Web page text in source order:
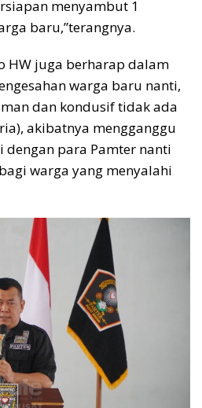
menyambut 1
baru,”terangnya.
HW juga berharap dalam
warga baru nanti,
dan kondusif tidak ada
akibatnya mengganggu
dengan para Pamter nanti
warga yang menyalahi